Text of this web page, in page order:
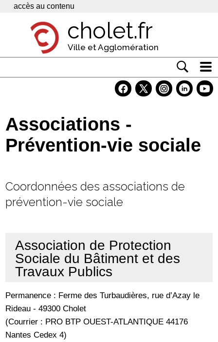
Panneau de gestion des cookies
accès au contenu
cholet.fr
Ville et Agglomération
Economie
Services
Associations -
Prévention-vie sociale
Coordonnées des associations de
prévention-vie sociale
Association de Protection
Sociale du Bâtiment et des
Travaux Publics
Permanence : Ferme des Turbaudières, rue d’Azay le
Rideau - 49300 Cholet
(Courrier : PRO BTP OUEST-ATLANTIQUE 44176
Nantes Cedex 4)